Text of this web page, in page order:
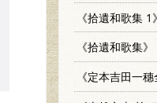
《拾遺和歌集 1》
《拾遺和歌集》
《定本吉田一穗